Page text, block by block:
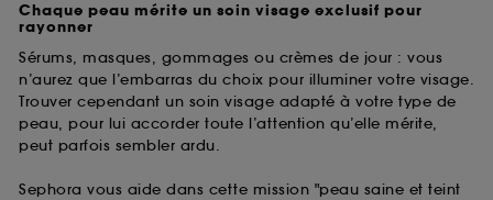
Chaque peau mérite un soin visage exclusif pour
rayonner
Sérums, masques, gommages ou crèmes de jour : vous
n’aurez que l’embarras du choix pour illuminer votre visage.
Trouver cependant un soin visage adapté à votre type de
peau, pour lui accorder toute l’attention qu’elle mérite,
peut parfois sembler ardu.
Sephora vous aide dans cette mission "peau saine et teint